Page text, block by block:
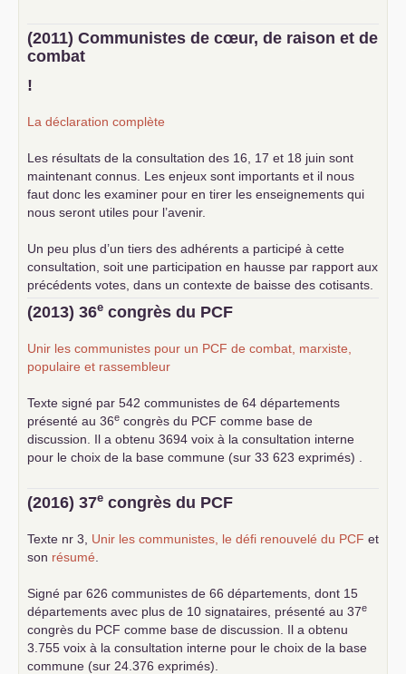
(2011) Communistes de cœur, de raison et de
combat
!
La déclaration complète
Les résultats de la consultation des 16, 17 et 18 juin sont
maintenant connus. Les enjeux sont importants et il nous
faut donc les examiner pour en tirer les enseignements qui
nous seront utiles pour l’avenir.
Un peu plus d’un tiers des adhérents a participé à cette
consultation, soit une participation en hausse par rapport aux
précédents votes, dans un contexte de baisse des cotisants.
... lire la suite
(2013) 36e congrès du PCF
Unir les communistes pour un PCF de combat, marxiste,
populaire et rassembleur
Texte signé par 542 communistes de 64 départements
présenté au 36e congrès du PCF comme base de
discussion. Il a obtenu 3694 voix à la consultation interne
pour le choix de la base commune (sur 33 623 exprimés) .
(2016) 37e congrès du PCF
Texte nr 3, Unir les communistes, le défi renouvelé du PCF et
son résumé
Signé par 626 communistes de 66 départements, dont 15
départements avec plus de 10 signataires, présenté au 37e
congrès du PCF comme base de discussion. Il a obtenu
3.755 voix à la consultation interne pour le choix de la base
commune (sur 24.376 exprimés).